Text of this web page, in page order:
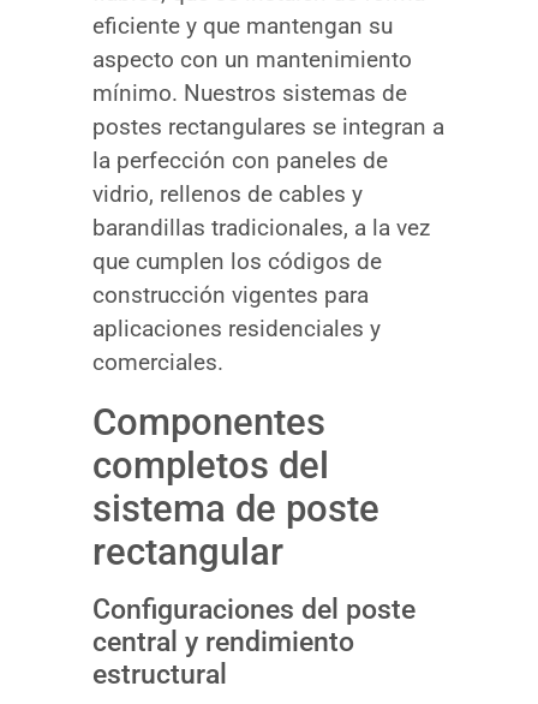
eficiente y que mantengan su
aspecto con un mantenimiento
mínimo. Nuestros sistemas de
postes rectangulares se integran a
la perfección con paneles de
vidrio, rellenos de cables y
barandillas tradicionales, a la vez
que cumplen los códigos de
construcción vigentes para
aplicaciones residenciales y
comerciales.
Componentes
completos del
sistema de poste
rectangular
Configuraciones del poste
central y rendimiento
estructural